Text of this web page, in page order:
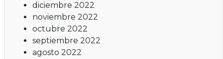
diciembre 2022
noviembre 2022
octubre 2022
septiembre 2022
agosto 2022